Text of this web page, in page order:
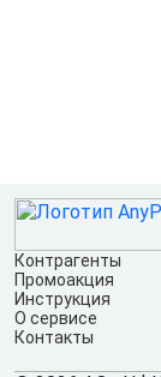
Контрагенты
Промоакция
Инструкция
О сервисе
Контакты